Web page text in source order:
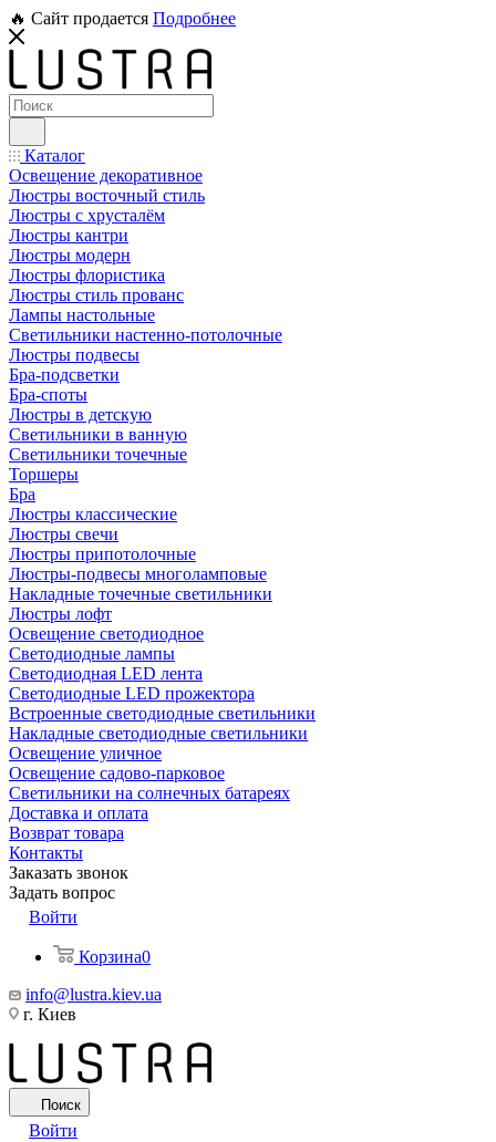
🔥 Сайт продается Подробнее
Каталог
Освещение декоративное
Люстры восточный стиль
Люстры с хрусталём
Люстры кантри
Люстры модерн
Люстры флористика
Люстры стиль прованс
Лампы настольные
Светильники настенно-потолочные
Люстры подвесы
Бра-подсветки
Бра-споты
Люстры в детскую
Светильники в ванную
Светильники точечные
Торшеры
Бра
Люстры классические
Люстры свечи
Люстры припотолочные
Люстры-подвесы многоламповые
Накладные точечные светильники
Люстры лофт
Освещение светодиодное
Светодиодные лампы
Светодиодная LED лента
Светодиодные LED прожектора
Встроенные светодиодные светильники
Накладные светодиодные светильники
Освещение уличное
Освещение садово-парковое
Светильники на солнечных батареях
Доставка и оплата
Возврат товара
Контакты
Заказать звонок
Задать вопрос
Войти
Корзина0
info@lustra.kiev.ua
г. Киев
Поиск
Войти